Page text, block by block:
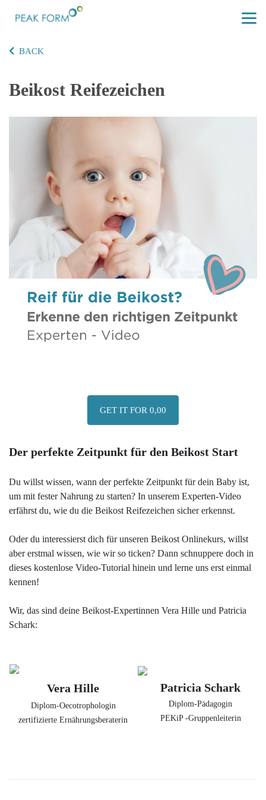
BACK
Beikost Reifezeichen
GET IT FOR 0,00
Der perfekte Zeitpunkt für den Beikost Start
Du willst wissen, wann der perfekte Zeitpunkt für dein Baby ist,
um mit fester Nahrung zu starten? In unserem Experten-Video
erfährst du, wie du die Beikost Reifezeichen sicher erkennst.
Oder du interessierst dich für unseren Beikost Onlinekurs, willst
aber erstmal wissen, wie wir so ticken? Dann schnuppere doch in
dieses kostenlose Video-Tutorial hinein und lerne uns erst einmal
kennen!
Wir, das sind deine Beikost-Expertinnen Vera Hille und Patricia
Schark:
Vera Hille
Diplom-Oecotrophologin
zertifizierte Ernährungsberaterin
Patricia Schark
Diplom-Pädagogin
PEKiP -Gruppenleiterin